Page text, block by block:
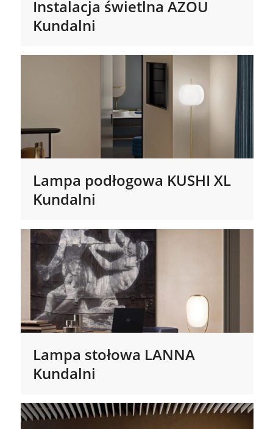
Instalacja świetlna AZOU
Kundalni
Lampa podłogowa KUSHI XL
Kundalni
Lampa stołowa LANNA
Kundalni